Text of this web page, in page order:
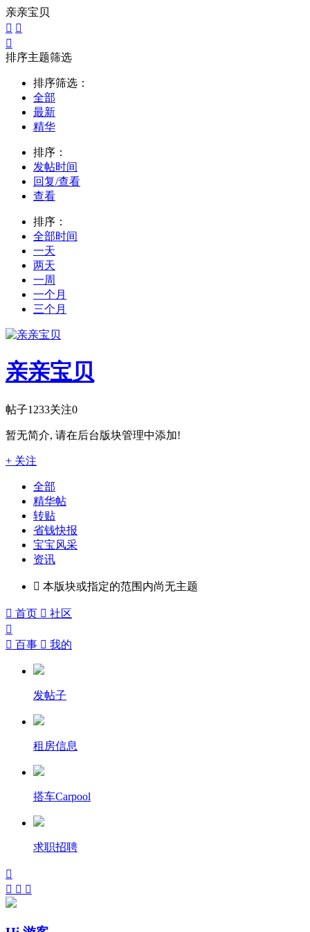
亲亲宝贝
 

排序主题筛选
排序筛选：
全部
最新
精华
排序：
发帖时间
回复/查看
查看
排序：
全部时间
一天
两天
一周
一个月
三个月
亲亲宝贝
帖子1233关注0
暂无简介, 请在后台版块管理中添加!
+ 关注
全部
精华帖
转贴
省钱快报
宝宝风采
资讯
 本版块或指定的范围内尚无主题
 首页  社区

 百事  我的
发帖子
租房信息
搭车Carpool
求职招聘

  